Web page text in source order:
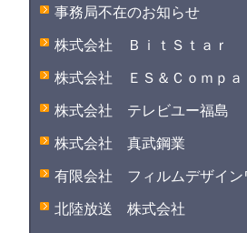
事務局不在のお知らせ
株式会社 ＢｉｔＳｔａｒ
株式会社 ＥＳ＆Ｃｏｍｐａ
株式会社 テレビユー福島
株式会社 真武鋼業
有限会社 フィルムデザイン
北陸放送 株式会社